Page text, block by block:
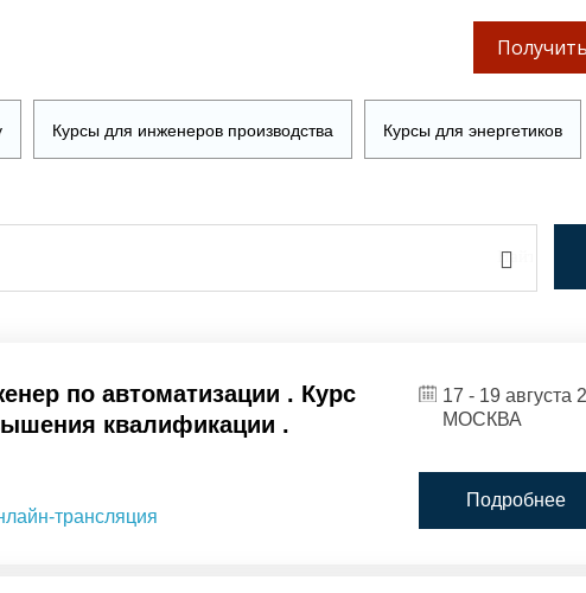
Курсы для инженеров производства Курсы для энергетиков
по автоматизации . Курс
квалификации .
трансляция
17 - 19 августа
МОСКВА
Подробнее